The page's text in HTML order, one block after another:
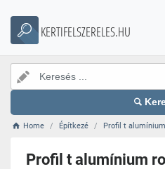
KERTIFELSZERELES.HU
Home Építkezé Profil t
Profil t alumínium